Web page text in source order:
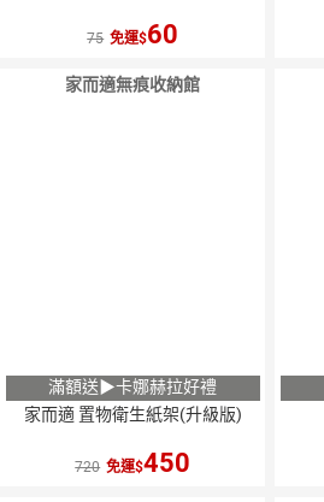
75 免運 60
家而適無痕收納館
滿額送▶卡娜赫拉好禮
家而適 置物衛生紙架(升級版)
720 免運 450